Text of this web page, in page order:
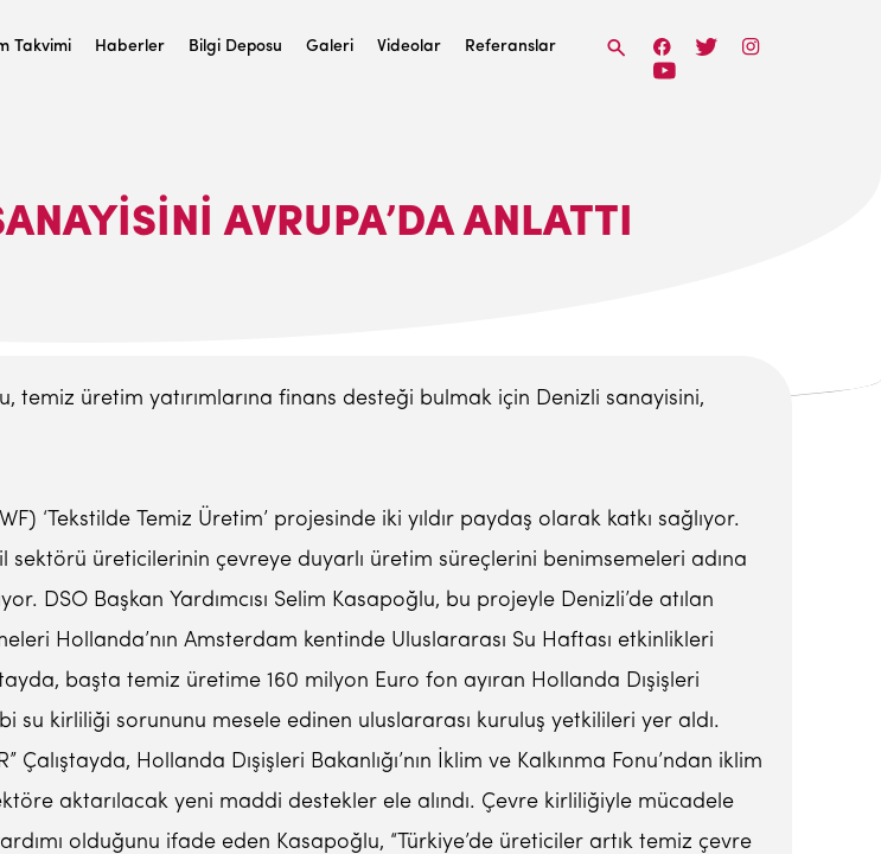
Takvimi Haberler Bilgi Deposu Galeri Videolar
Referanslar
AVRUPA’DA ANLATTI
temiz üretim yatırımlarına finans desteği bulmak için Denizli sanayisini,
‘Tekstilde Temiz Üretim’ projesinde iki yıldır paydaş olarak katkı sağlıyor.
sektörü üreticilerinin çevreye duyarlı üretim süreçlerini benimsemeleri adına
DSO Başkan Yardımcısı Selim Kasapoğlu, bu projeyle Denizli’de atılan
Hollanda’nın Amsterdam kentinde Uluslararası Su Haftası etkinlikleri
başta temiz üretime 160 milyon Euro fon ayıran Hollanda Dışişleri
su kirliliği sorununu mesele edinen uluslararası kuruluş yetkilileri yer aldı.
Çalıştayda, Hollanda Dışişleri Bakanlığı’nın İklim ve Kalkınma Fonu’ndan iklim
aktarılacak yeni maddi destekler ele alındı. Çevre kirliliğiyle mücadele
olduğunu ifade eden Kasapoğlu, “Türkiye’de üreticiler artık temiz çevre